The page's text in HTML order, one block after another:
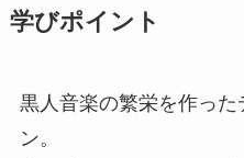
学びポイント
黒人音楽の繁栄を作っ
ン。